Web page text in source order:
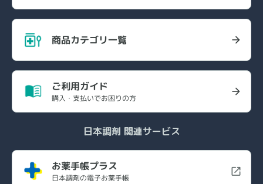
商品カテゴリ一覧
ご利用ガイド
購入・支払いでお困りの方
日本調剤 関連サービス
お薬手帳プラス
日本調剤の電子お薬手帳